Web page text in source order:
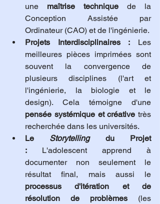
une maîtrise technique de la
Conception Assistée par
Ordinateur (CAO) et de l'ingénierie.
Projets Interdisciplinaires : Les
meilleures pièces imprimées sont
souvent la convergence de
plusieurs disciplines (l'art et
l'ingénierie, la biologie et le
pensée systémique et créative très
recherchée dans les universités.
Le Storytelling du Projet
: L'adolescent apprend à
documenter non seulement le
processus d'itération et de
résolution de problèmes (les